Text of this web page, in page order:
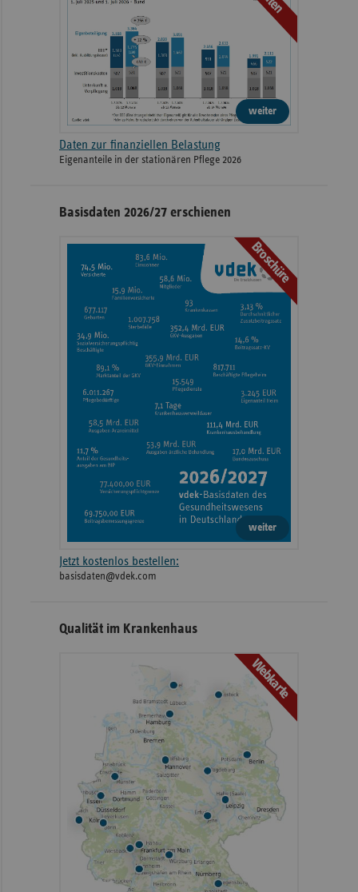
weiter
Daten zur finanziellen Belastung
Eigenanteile in der stationären Pflege 2026
Basisdaten 2026/27 erschienen
Broschüre
weiter
Jetzt kostenlos bestellen:
basisdaten@vdek.com
Qualität im Krankenhaus
Webkarte